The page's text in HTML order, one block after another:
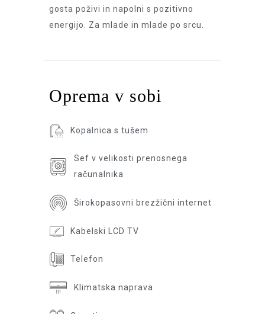
gosta poživi in napolni s pozitivno
energijo. Za mlade in mlade po srcu.
Oprema v sobi
Kopalnica s tušem
Sef v velikosti prenosnega
računalnika
Širokopasovni brezžični internet
Kabelski LCD TV
Telefon
Klimatska naprava